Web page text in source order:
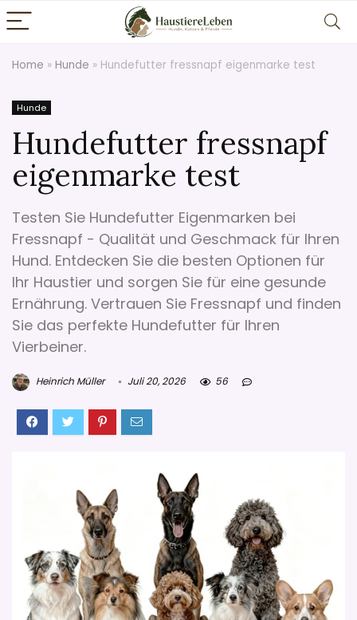
Home » Hunde » Hundefutter fressnapf eigenmarke test
Hunde
Hundefutter fressnapf
eigenmarke test
Testen Sie Hundefutter Eigenmarken bei
Fressnapf - Qualität und Geschmack für Ihren
Hund. Entdecken Sie die besten Optionen für
Ihr Haustier und sorgen Sie für eine gesunde
Ernährung. Vertrauen Sie Fressnapf und finden
Sie das perfekte Hundefutter für Ihren
Vierbeiner.
Heinrich Müller Juli 20, 2026 56